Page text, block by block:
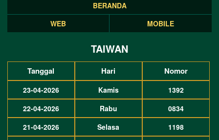
BERANDA
WEB
MOBILE
TAIWAN
Tanggal Hari Nomor
23-04-2026 Kamis
1392
22-04-2026
Rabu
0834
21-04-2026
Selasa
1198